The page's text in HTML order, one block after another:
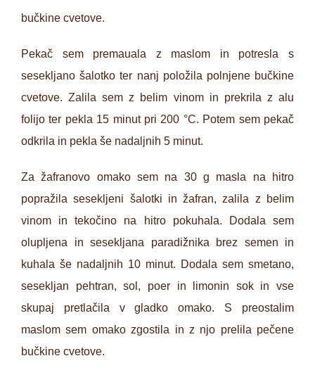
bučkine cvetove.
Pekač sem premauala z maslom in potresla s
sesekljano šalotko ter nanj položila polnjene bučkine
cvetove. Zalila sem z belim vinom in prekrila z alu
folijo ter pekla 15 minut pri 200 °C. Potem sem pekač
odkrila in pekla še nadaljnih 5 minut.
Za žafranovo omako sem na 30 g masla na hitro
popražila sesekljeni šalotki in žafran, zalila z belim
vinom in tekočino na hitro pokuhala. Dodala sem
olupljena in sesekljana paradižnika brez semen in
kuhala še nadaljnih 10 minut. Dodala sem smetano,
sesekljan pehtran, sol, poer in limonin sok in vse
skupaj pretlačila v gladko omako. S preostalim
maslom sem omako zgostila in z njo prelila pečene
bučkine cvetove.